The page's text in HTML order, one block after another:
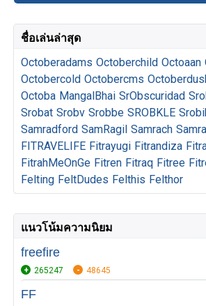
ชื่อเล่นล่าสุด
Octoberadams Octoberchild Octoaan
Octobercold Octobercms
Octoba MangalBhai SrObscuridad
Srobat Srobv Srobbe SROBKLE
Samradford SamRagil Samrach
FITRAVELIFE Fitrayugi Fitrandiza
FitrahMeOnGe Fitren Fitraq Fitree
Felting FeltDudes Felthis Felthor
แนวโน้มความนิยม
freefire
265247 48645
FF